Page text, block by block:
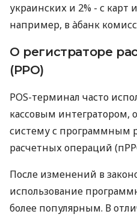
украинских и 2% - с карт
например, в àбанк
О регистраторе
(РРО)
POS-терминал часто
кассовым
систему с программным
расчетных операций
После изменений в
использование
более популярным. В